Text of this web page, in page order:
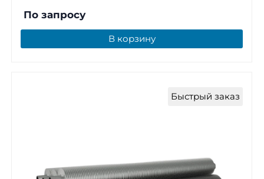
По запросу
В корзину
Быстрый заказ